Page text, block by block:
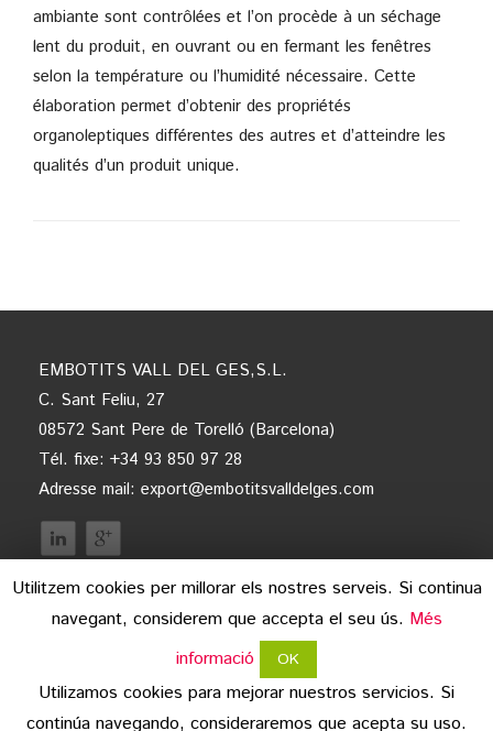
ambiante sont contrôlées et l’on procède à un séchage
lent du produit, en ouvrant ou en fermant les fenêtres
selon la température ou l’humidité nécessaire. Cette
élaboration permet d’obtenir des propriétés
organoleptiques différentes des autres et d’atteindre les
qualités d’un produit unique.
EMBOTITS VALL DEL GES,S.L.
C. Sant Feliu, 27
08572 Sant Pere de Torelló (Barcelona)
Tél. fixe: +34 93 850 97 28
Adresse mail: export@embotitsvalldelges.com
Utilitzem cookies per millorar els nostres serveis. Si continua
navegant, considerem que accepta el seu ús. Més
informació
OK
Utilizamos cookies para mejorar nuestros servicios. Si
continúa navegando, consideraremos que acepta su uso.